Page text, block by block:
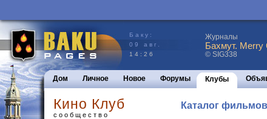
Баку:
09 авг.
14:26
Журналы
Бахмут. Merry
© SIG338
Дом Личное Новое Форумы Клубы
Кино Клуб
сообщество
Каталог фильмов